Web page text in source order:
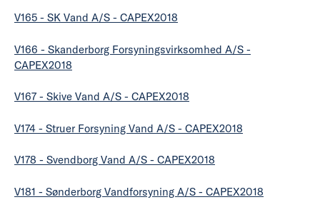
V165 - SK Vand A/S - CAPEX2018
V166 - Skanderborg Forsyningsvirksomhed A/S -
CAPEX2018
V167 - Skive Vand A/S - CAPEX2018
V174 - Struer Forsyning Vand A/S - CAPEX2018
V178 - Svendborg Vand A/S - CAPEX2018
V181 - Sønderborg Vandforsyning A/S - CAPEX2018